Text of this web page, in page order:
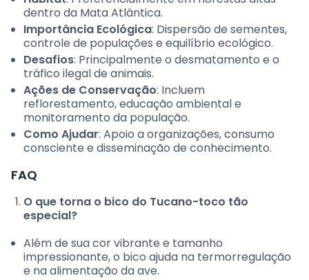
dentro da Mata Atlântica.
Importância Ecológica: Dispersão de sementes,
controle de populações e equilíbrio ecológico.
Desafios: Principalmente o desmatamento e o
tráfico ilegal de animais.
Ações de Conservação: Incluem
reflorestamento, educação ambiental e
monitoramento da população.
Como Ajudar: Apoio a organizações, consumo
consciente e disseminação de conhecimento.
FAQ
O que torna o bico do Tucano-toco tão
especial?
Além de sua cor vibrante e tamanho
impressionante, o bico ajuda na termorregulação
e na alimentação da ave.